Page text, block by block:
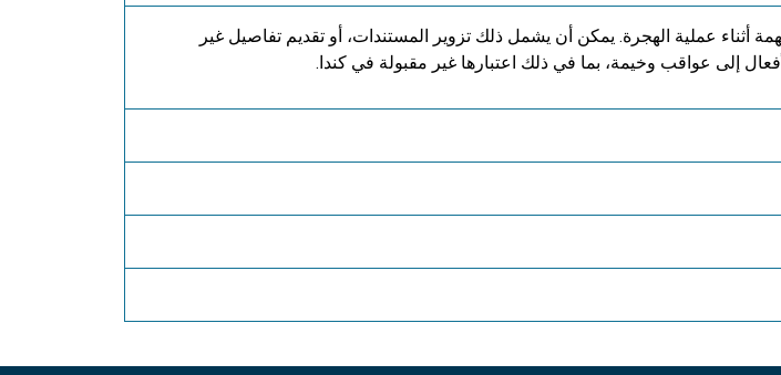
عملية الهجرة. يمكن أن يشمل ذلك تزوير المستندات، أو تقديم تفاصيل غير
إلى عواقب وخيمة، بما في ذلك اعتبارها غير مقبولة في كندا.